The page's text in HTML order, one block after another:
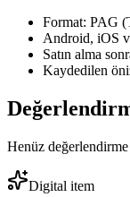
Format: PAG
Android, iOS
Satın alma
Kaydedilen
Henüz
Digital item